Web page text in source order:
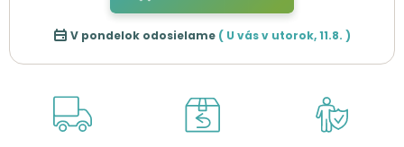
V pondelok odosielame ( U vás v utorok,11.8. )